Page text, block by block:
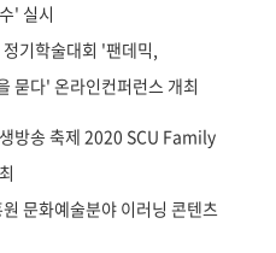
' 실시
기학술대회 '팬데믹,
묻다' 온라인컨퍼런스 개최
방송 축제 2020 SCU Family
문화예술분야 이러닝 콘텐츠